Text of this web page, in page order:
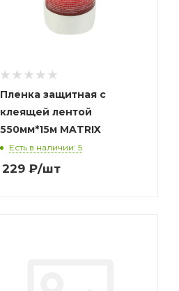
Пленка защитная с
клеящей лентой
550мм*15м MATRIX
Есть в наличии: 5
229₽/шт